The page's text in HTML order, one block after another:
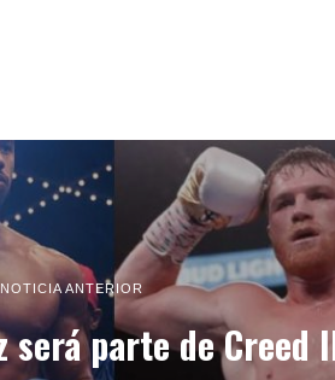
NOTICIA ANTERIOR
será parte de Creed